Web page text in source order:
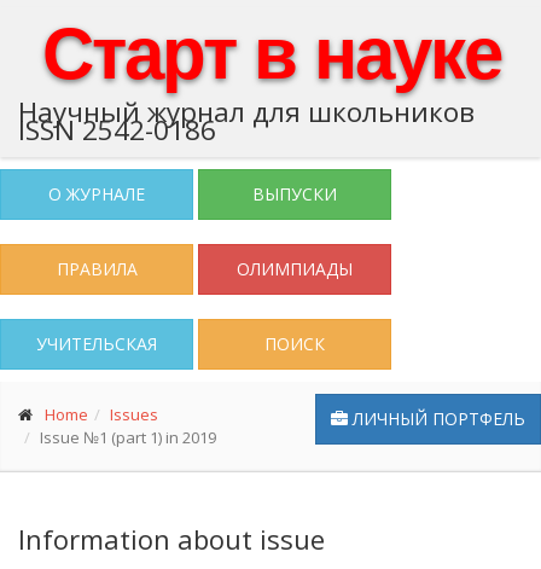
Старт в науке
Научный журнал для школьников
ISSN 2542-0186
О ЖУРНАЛЕ ВЫПУСКИ
ПРАВИЛА ОЛИМПИАДЫ
УЧИТЕЛЬСКАЯ ПОИСК
ЛИЧНЫЙ ПОРТФЕЛЬ
Home
Issues
Issue №1 (part 1) in 2019
Information about issue